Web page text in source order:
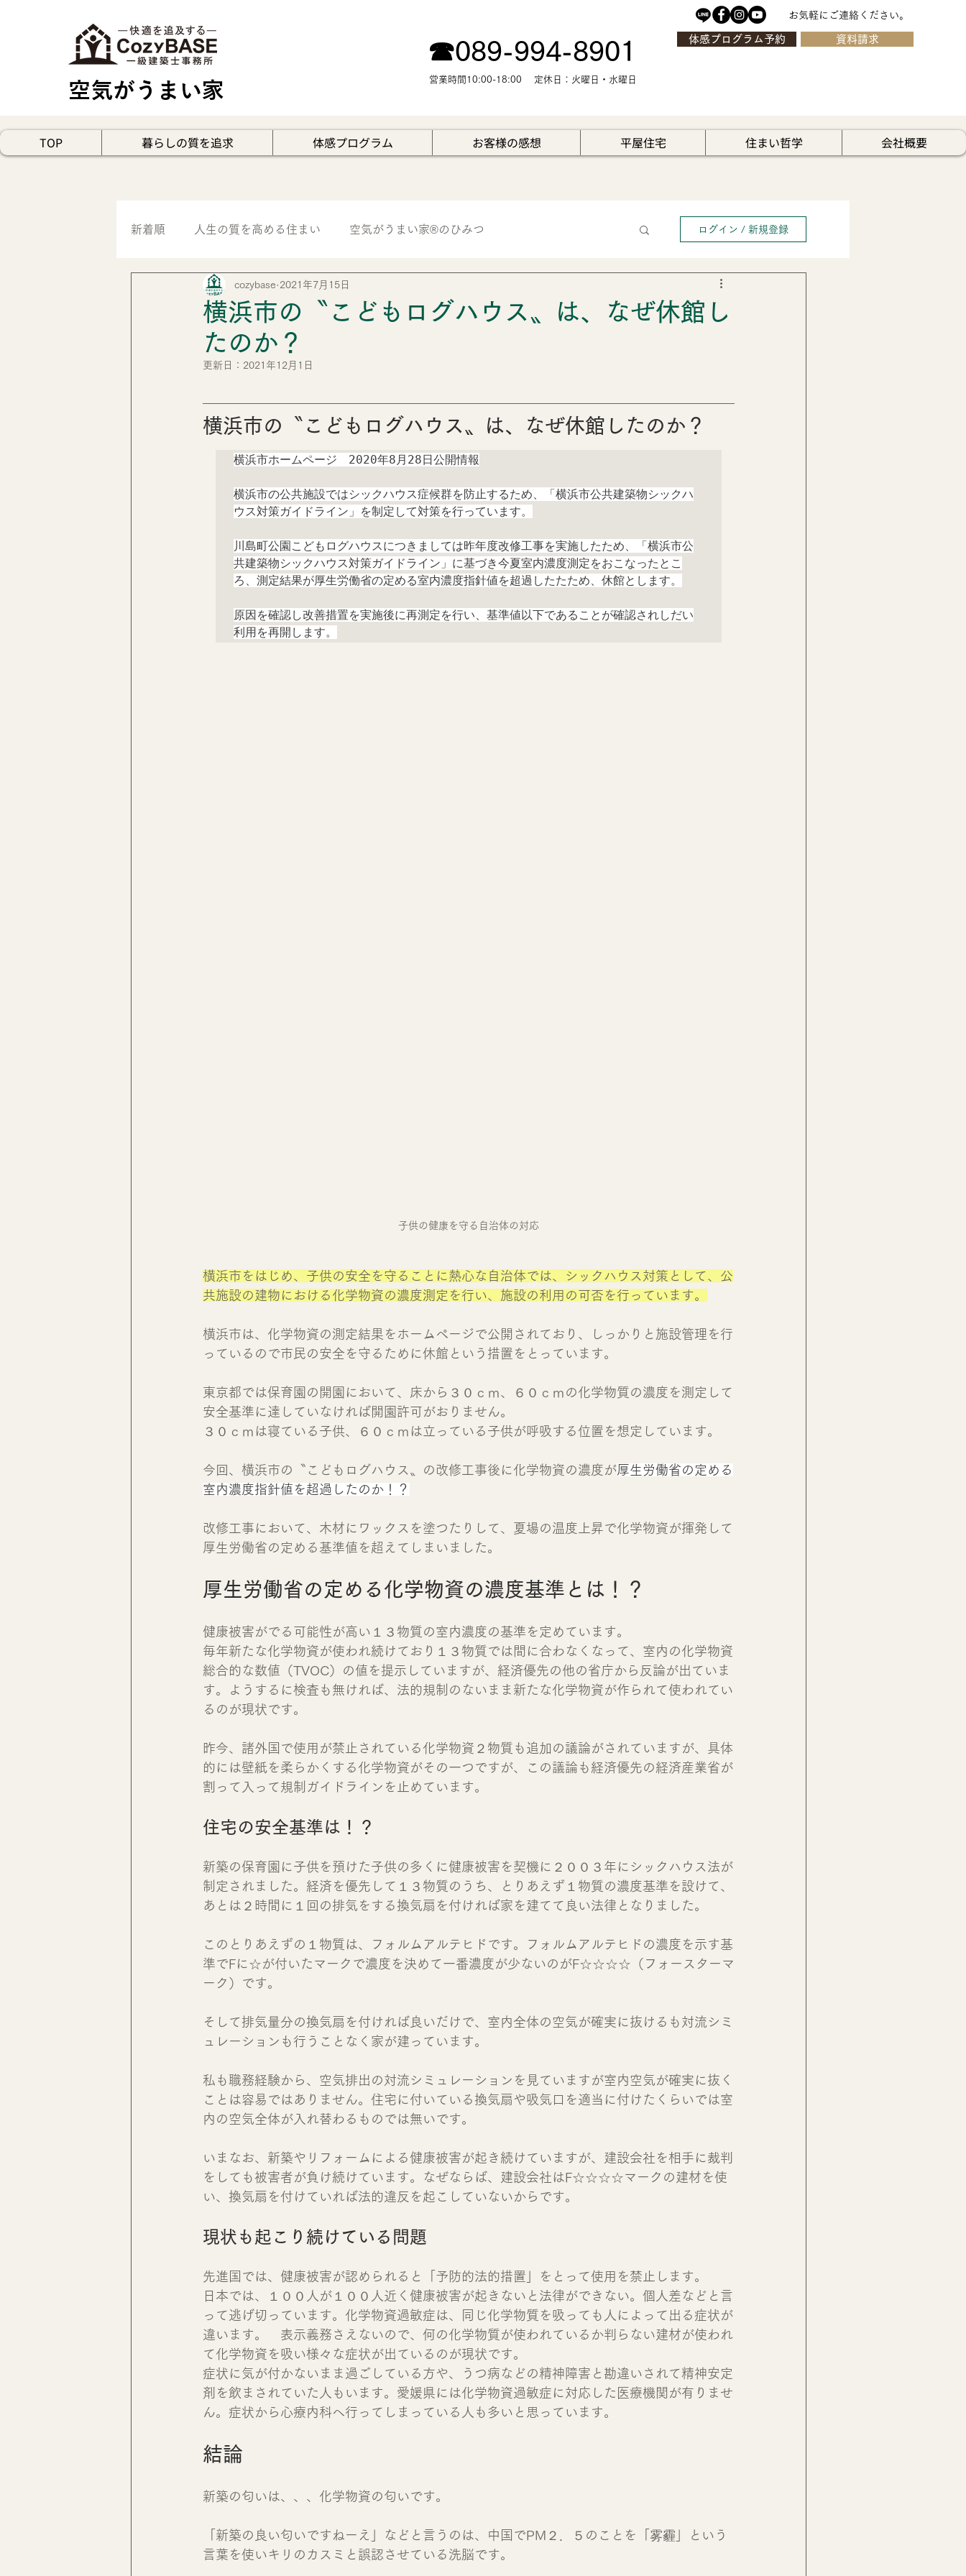
空気がうまい家
お気軽にご連絡ください。
☎︎089-994-8901
営業時間10:00-18:00 定休日：火曜日・水曜日
体感プログラム予約 資料請求
TOP 暮らしの質を追求 体感プログラム お客様の感想 平屋住宅 住まい哲学 会社概要
新着順 人生の質を高める住まい 空気がうまい家®のひみつ
見学会・空気体感レポート 暮らしと資産価値のはなし
子育てと住環境 松本好司の住まい哲学
ログイン / 新規登録
横浜市の〝こどもログハウス〟は、なぜ休館し
たのか？
cozybase 2021年7月15日
更新日： 2021年12月1日
横浜市の〝こどもログハウス〟は、なぜ休館したのか？
横浜市ホームページ　2020年8月28日公開情報
横浜市の公共施設ではシックハウス症候群を防止するため、「横浜市公共建築物シックハ
ウス対策ガイドライン」を制定して対策を行っています。
川島町公園こどもログハウスにつきましては昨年度改修工事を実施したため、「横浜市公
共建築物シックハウス対策ガイドライン」に基づき今夏室内濃度測定をおこなったとこ
ろ、測定結果が厚生労働省の定める室内濃度指針値を超過したたため、休館とします。
原因を確認し改善措置を実施後に再測定を行い、基準値以下であることが確認されしだい
利用を再開します。
子供の健康を守る自治体の対応
横浜市をはじめ、子供の安全を守ることに熱心な自治体では、シックハウス対策として、公
共施設の建物における化学物資の濃度測定を行い、施設の利用の可否を行っています。
横浜市は、化学物資の測定結果をホームページで公開されており、しっかりと施設管理を行
っているので市民の安全を守るために休館という措置をとっています。
東京都では保育園の開園において、床から３０ｃｍ、６０ｃｍの化学物質の濃度を測定して
安全基準に達していなければ開園許可がおりません。
３０ｃｍは寝ている子供、６０ｃｍは立っている子供が呼吸する位置を想定しています。
今回、横浜市の〝こどもログハウス〟の改修工事後に化学物資の濃度が厚生労働省の定める
室内濃度指針値を超過したのか！？
改修工事において、木材にワックスを塗つたりして、夏場の温度上昇で化学物資が揮発して
厚生労働省の定める基準値を超えてしまいました。
厚生労働省の定める化学物資の濃度基準とは！？
健康被害がでる可能性が高い１３物質の室内濃度の基準を定めています。
毎年新たな化学物資が使われ続けており１３物質では間に合わなくなって、室内の化学物資
総合的な数値（TVOC）の値を提示していますが、経済優先の他の省庁から反論が出ていま
す。ようするに検査も無ければ、法的規制のないまま新たな化学物資が作られて使われてい
るのが現状です。
昨今、諸外国で使用が禁止されている化学物資２物質も追加の議論がされていますが、具体
的には壁紙を柔らかくする化学物資がその一つですが、この議論も経済優先の経済産業省が
割って入って規制ガイドラインを止めています。
住宅の安全基準は！？
新築の保育園に子供を預けた子供の多くに健康被害を契機に２００３年にシックハウス法が
制定されました。経済を優先して１３物質のうち、とりあえず１物質の濃度基準を設けて、
あとは２時間に１回の排気をする換気扇を付ければ家を建てて良い法律となりました。
このとりあえずの１物質は、フォルムアルテヒドです。フォルムアルテヒドの濃度を示す基
準でFに☆が付いたマークで濃度を決めて一番濃度が少ないのがF☆☆☆☆（フォースターマ
ーク）です。
そして排気量分の換気扇を付ければ良いだけで、室内全体の空気が確実に抜けるも対流シミ
ュレーションも行うことなく家が建っています。
私も職務経験から、空気排出の対流シミュレーションを見ていますが室内空気が確実に抜く
ことは容易ではありません。住宅に付いている換気扇や吸気口を適当に付けたくらいでは室
内の空気全体が入れ替わるものでは無いです。
いまなお、新築やリフォームによる健康被害が起き続けていますが、建設会社を相手に裁判
をしても被害者が負け続けています。なぜならば、建設会社はF☆☆☆☆マークの建材を使
い、換気扇を付けていれば法的違反を起こしていないからです。
現状も起こり続けている問題
先進国では、健康被害が認められると「予防的法的措置」をとって使用を禁止します。
日本では、１００人が１００人近く健康被害が起きないと法律ができない。個人差などと言
って逃げ切っています。化学物資過敏症は、同じ化学物質を吸っても人によって出る症状が
違います。　表示義務さえないので、何の化学物質が使われているか判らない建材が使われ
て化学物資を吸い様々な症状が出ているのが現状です。
症状に気が付かないまま過ごしている方や、うつ病などの精神障害と勘違いされて精神安定
剤を飲まされていた人もいます。愛媛県には化学物資過敏症に対応した医療機関が有りませ
ん。症状から心療内科へ行ってしまっている人も多いと思っています。
結論
新築の匂いは、、、化学物資の匂いです。
「新築の良い匂いですねーえ」などと言うのは、中国でPM２．５のことを「雾霾」という
言葉を使いキリのカスミと誤認させている洗脳です。